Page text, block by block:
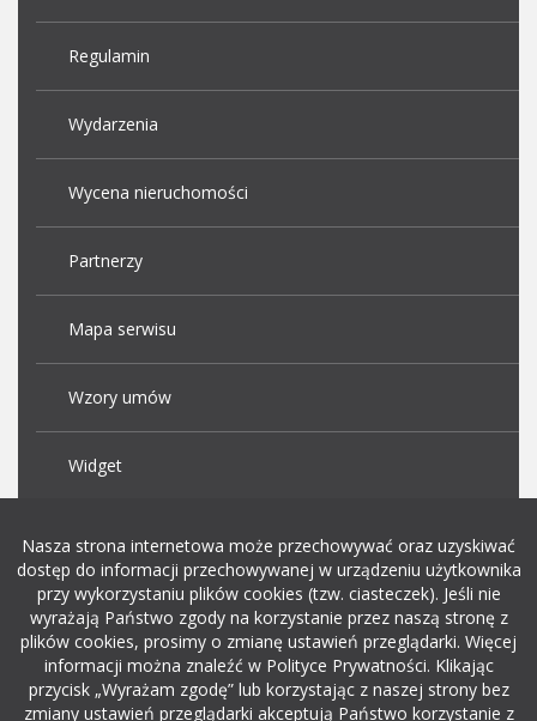
Regulamin
Wydarzenia
Wycena nieruchomości
Partnerzy
Mapa serwisu
Wzory umów
Widget
Dodaj ogłoszenie o pracę
rekrutacja w it
Nasza strona internetowa może przechowywać oraz uzyskiwać
dostęp do informacji przechowywanej w urządzeniu użytkownika
przy wykorzystaniu plików cookies (tzw. ciasteczek). Jeśli nie
wyrażają Państwo zgody na korzystanie przez naszą stronę z
plików cookies, prosimy o zmianę ustawień przeglądarki. Więcej
informacji można znaleźć w Polityce Prywatności. Klikając
przycisk „Wyrażam zgodę” lub korzystając z naszej strony bez
zmiany ustawień przeglądarki akceptują Państwo korzystanie z